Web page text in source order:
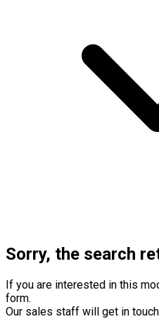
Sorry, the search
If you are interested in this
form.
Our sales staff will get in